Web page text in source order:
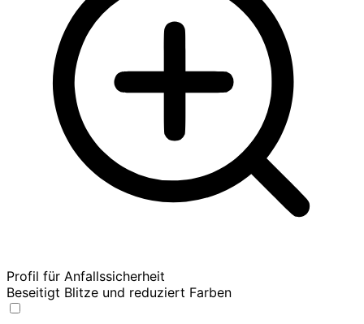
Profil für Anfallssicherheit
Beseitigt Blitze und reduziert Farben